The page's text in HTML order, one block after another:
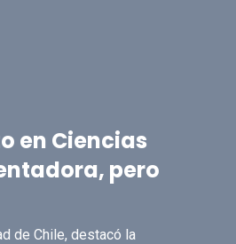
en Ciencias
pero
de Chile, destacó la